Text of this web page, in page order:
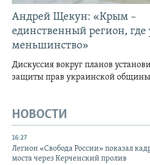
Андрей Щекун: «Крым –
единственный регион,
меньшинство»
Дискуссия вокруг планов
защиты прав украинской
НОВОСТИ
16:27
Легион «Свобода России» показал
моста через Керченский пролив